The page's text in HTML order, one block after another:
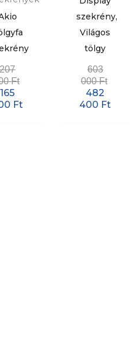
207
Ft
165
Ft
szekrény,
Világos
tölgy
603
000Ft
482
400 Ft